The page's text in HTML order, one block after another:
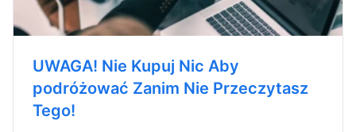
UWAGA! Nie Kupuj Nic Aby
podróżować Zanim Nie Przeczytasz
Tego!